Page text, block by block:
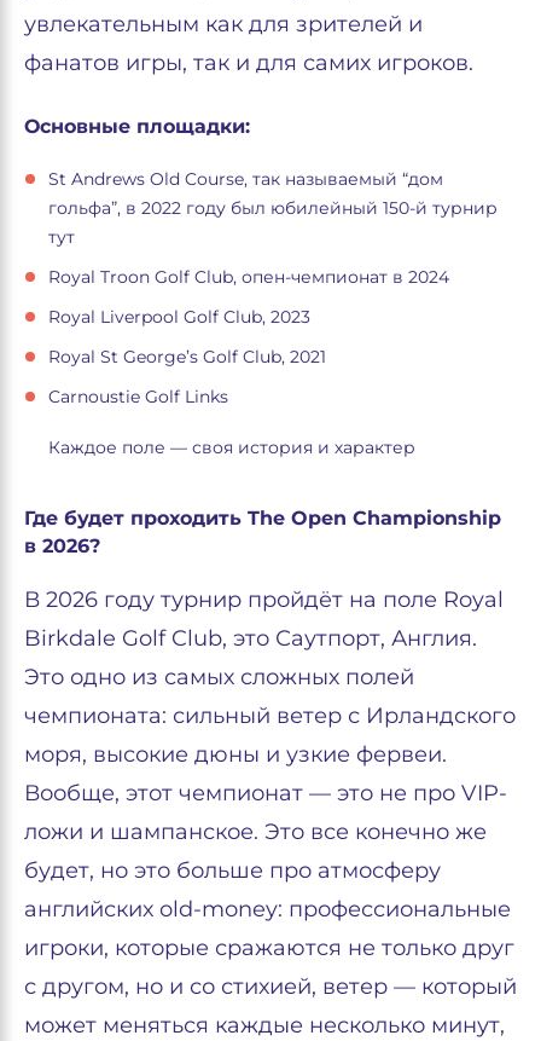
увлекательным как для зрителей и
фанатов игры, так и для самих игроков.
Основные площадки:
St Andrews Old Course, так называемый “дом
гольфа”, в 2022 году был юбилейный 150-й турнир
тут
Royal Troon Golf Club, опен-чемпионат в 2024
Royal Liverpool Golf Club, 2023
Royal St George’s Golf Club, 2021
Carnoustie Golf Links
Каждое поле — своя история и характер
Где будет проходить The Open Championship
в 2026?
В 2026 году турнир пройдёт на поле Royal
Birkdale Golf Club, это Саутпорт, Англия.
Это одно из самых сложных полей
чемпионата: сильный ветер с Ирландского
моря, высокие дюны и узкие фервеи.
Вообще, этот чемпионат — это не про VIP-
ложи и шампанское. Это все конечно же
будет, но это больше про атмосферу
английских old-money: профессиональные
игроки, которые сражаются не только друг
с другом, но и со стихией, ветер — который
может меняться каждые несколько минут,